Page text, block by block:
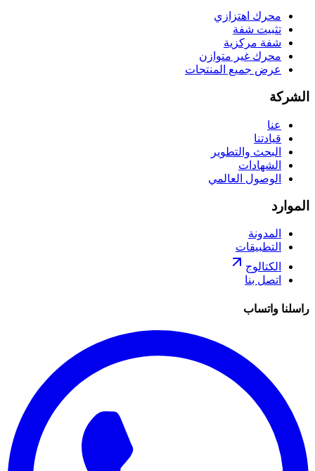
محرك اهتزازي
تثبيت شفة
شفة مركزية
محرك غير متوازن
عرض جميع المنتجات
الشركة
عنا
قيادتنا
البحث والتطوير
الشهادات
الوصول العالمي
الموارد
المدونة
التطبيقات
الكتالوج
اتصل بنا
راسلنا واتساب